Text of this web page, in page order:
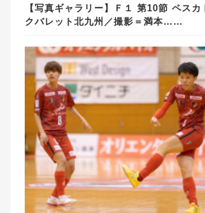
【写真ギャラリー】Ｆ１ 第10節 ペス
クバレット北九州／撮影＝満本……